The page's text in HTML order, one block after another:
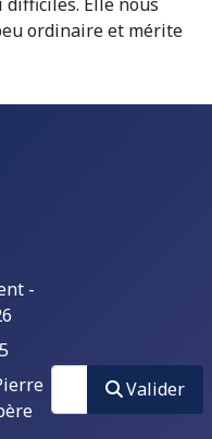
ordinaire et mérite
-
Valider
Valider